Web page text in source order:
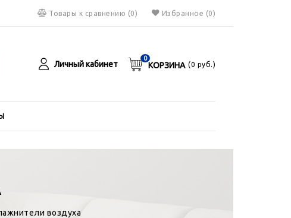
Товары к сравнению (0) Избранное (0)
Личный кабинет КОРЗИНА
0
(0 руб.)
воздуха